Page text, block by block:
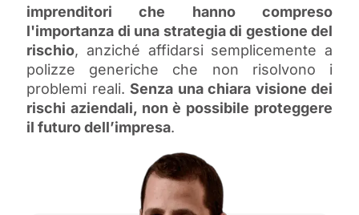
imprenditori che hanno compreso
l'importanza di una strategia di gestione del
rischio, anziché affidarsi semplicemente a
polizze generiche che non risolvono i
problemi reali. Senza una chiara visione dei
rischi aziendali, non è possibile proteggere
il futuro dell’impresa.